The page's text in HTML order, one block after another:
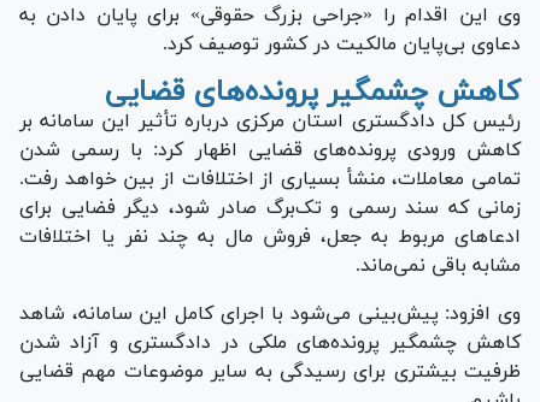
وی این اقدام را «جراحی بزرگ حقوقی» برای پایان دادن به
دعاوی بی‌پایان مالکیت در کشور توصیف کرد.
کاهش چشمگیر پرونده‌های قضایی
رئیس کل دادگستری استان مرکزی درباره تأثیر این سامانه بر
کاهش ورودی پرونده‌های قضایی اظهار کرد: با رسمی شدن
تمامی معاملات، منشأ بسیاری از اختلافات از بین خواهد رفت.
زمانی که سند رسمی و تک‌برگ صادر شود، دیگر فضایی برای
ادعا‌های مربوط به جعل، فروش مال به چند نفر یا اختلافات
مشابه باقی نمی‌ماند.
وی افزود: پیش‌بینی می‌شود با اجرای کامل این سامانه، شاهد
کاهش چشمگیر پرونده‌های ملکی در دادگستری و آزاد شدن
ظرفیت بیشتری برای رسیدگی به سایر موضوعات مهم قضایی